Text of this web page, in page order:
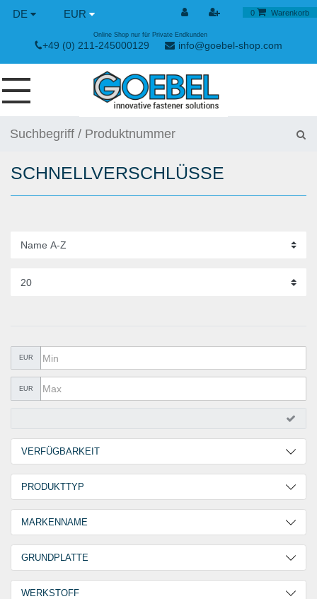
DE EUR 0 Warenkorb
+49 (0) 211-245000129 info@goebel-shop.com
Online Shop nur für Private Endkunden
SCHRAUBEN
NIETWERKZEUGE
KLEBEN UND DICHTEN
ARBEITSSCHUTZ
KATALOGE
FAQ - Häufig gestellte Fragen
SCHNELLVERSCHLÜSSE
EUR
EUR
VERFÜGBARKEIT
30 Tage
PRODUKTTYP
MARKENNAME
GRUNDPLATTE
WERKSTOFF